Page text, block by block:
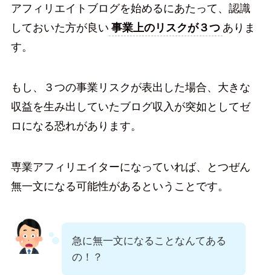
アフィリエイトブログを始めるにあたって、認識
しておいた方が良い 事業上のリスクが３つ ありま
す。
もし、３つの事業リスクが表出した場合、大きな
収益を生み出していたブログ収入が突如としてゼ
ロになる恐れがあります。
専業アフィリエイターになっていれば、とつぜん
無一文になる可能性があるということです。
急に無一文になることなんてある
の！？